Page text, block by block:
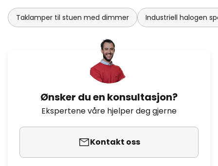
Taklamper til stuen med dimmer Industriell halogen
Ønsker du en konsultasjon?
Ekspertene våre hjelper deg gjerne
Kontakt oss